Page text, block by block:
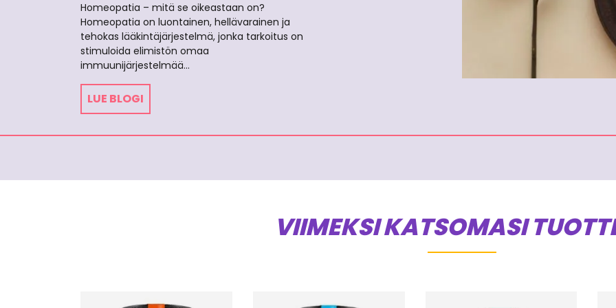
Homeopatia – mitä se oikeastaan on?
Homeopatia on luontainen, hellävarainen ja
tehokas lääkintäjärjestelmä, jonka tarkoitus on
stimuloida elimistön omaa
immuunijärjestelmää…
LUE BLOGI
VIIMEKSI KATSOMASI